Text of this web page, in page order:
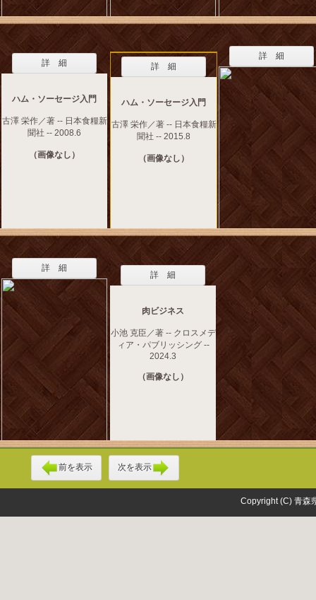
詳 細
ハム・ソーセージ入門
古澤 栄作／著 -- 日本食糧新
聞社 -- 2008.6
（画像なし）
詳 細
ハム・ソーセージ入門
古澤 栄作／著 -- 日本食糧新
聞社 -- 2015.8
（画像なし）
詳 細
詳 細
詳 細
肉ビジネス
小池 克臣／著 -- クロスメデ
ィア・パブリッシング --
2024.3
（画像なし）
前を表示 次を表示
Copyright (C) 青森